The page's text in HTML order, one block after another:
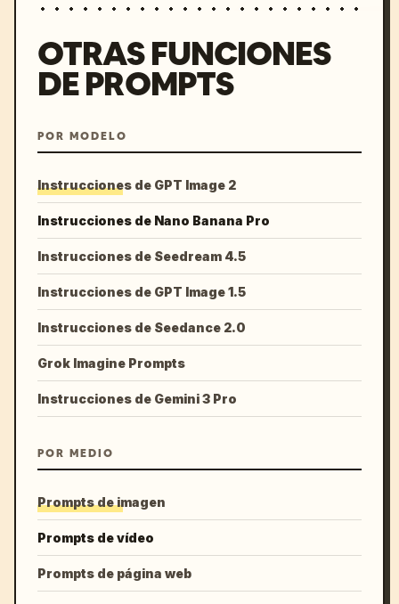
OTRAS FUNCIONES
DE PROMPTS
POR MODELO
Instrucciones de GPT Image 2
Instrucciones de Nano Banana Pro
Instrucciones de Seedream 4.5
Instrucciones de GPT Image 1.5
Instrucciones de Seedance 2.0
Grok Imagine Prompts
Instrucciones de Gemini 3 Pro
POR MEDIO
Prompts de imagen
Prompts de vídeo
Prompts de página web